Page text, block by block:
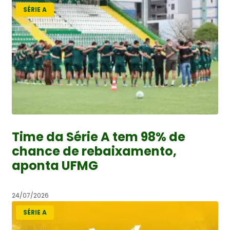
SÉRIE A
Time da Série A tem 98% de
chance de rebaixamento,
aponta UFMG
24/07/2026
SÉRIE A